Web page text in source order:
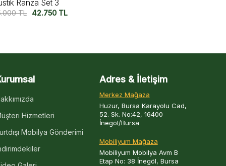
Complex Ranza
TL 32.500TL
Hizmetleri
Mobilya Gönderimi
Adres & İletişim
Merkez Mağaza
Huzur, Bursa Karayolu Cad,
52. Sk. No:42, 16400
İnegöl/Bursa
Mobiliyum Mağaza
Mobiliyum Mobilya Avm B
Etap No: 38 İnegöl, Bursa